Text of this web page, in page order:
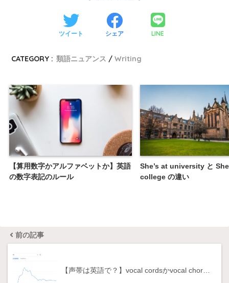
ツイート シェア LINE
CATEGORY : 類語ニュアンス Writing
【算用数字かアルファベットか】英語
の数字表記のルール
She’s at university と
college の違い
前の記事
【声帯は英語で？】vocal cordsかvocal chor…